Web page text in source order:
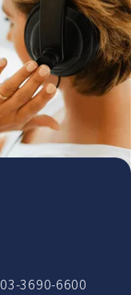
03‑3690‑6600